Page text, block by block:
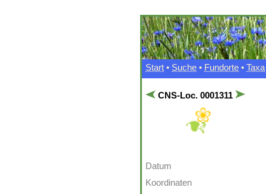
Start • Suche • Fundorte • Taxa
CNS-Loc. 0001311
Datum
Koordinaten